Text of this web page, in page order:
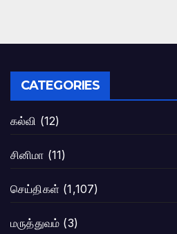
CATEGORIES
கல்வி (12)
சினிமா (11)
செய்திகள் (1,107)
மருத்துவம் (3)